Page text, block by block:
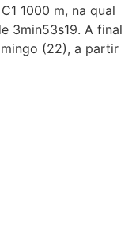
1000 m, na qual
3min53s19. A final
(22), a partir